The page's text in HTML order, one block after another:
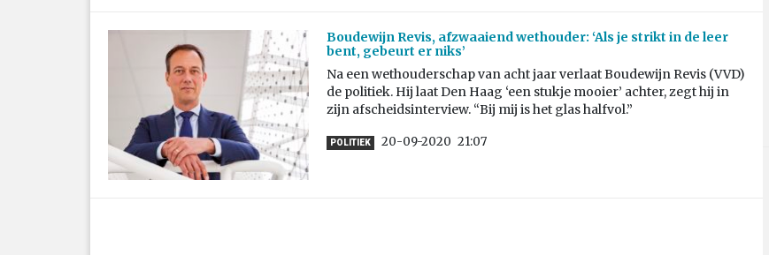
Boudewijn Revis, afzwaaiend wethouder: ‘Als je strikt in de leer
bent, gebeurt er niks’
Na een wethouderschap van acht jaar verlaat Boudewijn Revis (VVD)
de politiek. Hij laat Den Haag ‘een stukje mooier’ achter, zegt hij in
zijn afscheidsinterview. “Bij mij is het glas halfvol.”
POLITIEK 20-09-2020 21:07